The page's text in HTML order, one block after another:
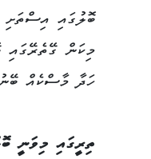
ބޮލުގައި
މިކަން
ހަދާ މާސްކެއް
ތިރީގައި މިވަނީ